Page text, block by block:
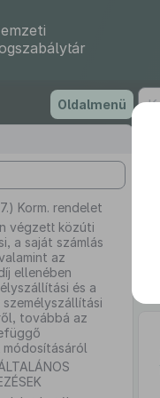
Oldalmenü
7.) Korm. rendelet
végzett közúti
a saját számlás
az
ellenében
és a
személyszállítási
továbbá az